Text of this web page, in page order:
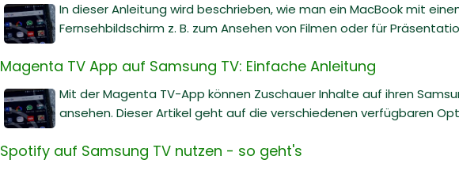
In dieser Anleitung wird beschrieben, wie man ein MacBook mit
Fernsehbildschirm z. B. zum Ansehen von Filmen oder für
Magenta TV App auf Samsung TV: Einfache Anleitung
Mit der Magenta TV-App können Zuschauer Inhalte auf ihren
ansehen. Dieser Artikel geht auf die verschiedenen verfügbaren
Spotify auf Samsung TV nutzen - so geht's